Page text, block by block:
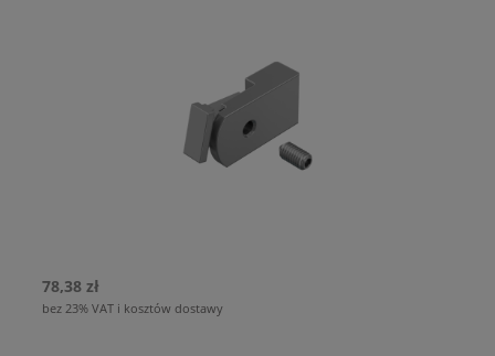
78,38 zł
bez 23% VAT i kosztów dostawy